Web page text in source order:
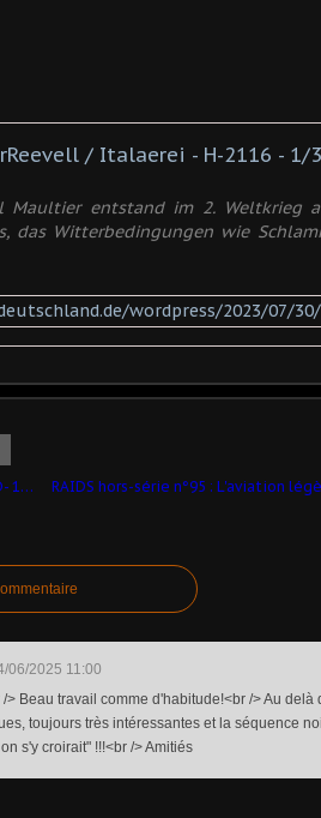
/ Italaerei - H-2116 - 1/
Maultier entstand im 2. Weltkrieg
das Witterbedingungen wie
wordpress/2023/07/
AMX-30 Pluton (VMD 25 3D- 1/72 - par ChL) ​
06/2025 11:00
> Beau travail comme d'habitude!<br /> Au
toujours très intéressantes et la séquence
s'y croirait" !!!<br /> Amitiés